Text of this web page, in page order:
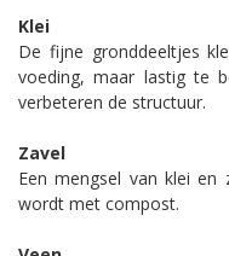
Klei
De fijne gronddeeltjes
voeding, maar lastig te
verbeteren de structuur.
Zavel
Een mengsel van klei
wordt met compost.